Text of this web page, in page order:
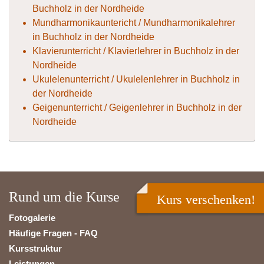
Buchholz in der Nordheide
Mundharmonikauntericht / Mundharmonikalehrer
in Buchholz in der Nordheide
Klavierunterricht / Klavierlehrer in Buchholz in der
Nordheide
Ukulelenunterricht / Ukulelenlehrer in Buchholz in
der Nordheide
Geigenunterricht / Geigenlehrer in Buchholz in der
Nordheide
Rund um die Kurse
Fotogalerie
Häufige Fragen - FAQ
Kursstruktur
Kurs verschenken!